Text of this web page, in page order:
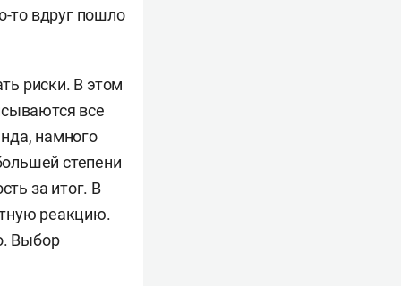
то вдруг пошло
риски. В этом
все
намного
степени
за итог. В
реакцию.
Выбор